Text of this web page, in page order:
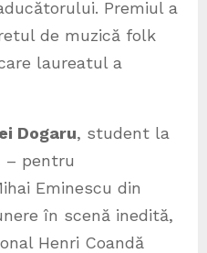
Premiul a
de muzică folk
laureatul a
Dogaru, student la
– pentru
Eminescu din
în scenă inedită,
Henri Coandă